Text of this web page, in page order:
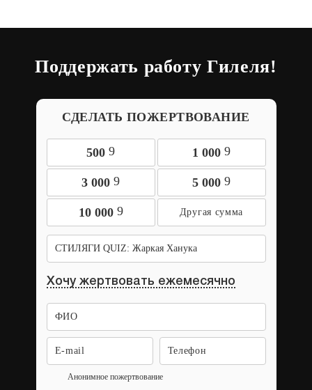
Поддержать работу Гилеля!
СДЕЛАТЬ ПОЖЕРТВОВАНИЕ
500 9 1 000 9
3 000 9 5 000 9
10 000 9
СТИЛЯГИ QUIZ: Жаркая Ханука
Хочу жертвовать ежемесячно
Анонимное пожертвование